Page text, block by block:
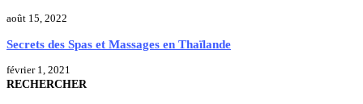
août 15, 2022
Secrets des Spas et Massages en Thaïlande
février 1, 2021
RECHERCHER